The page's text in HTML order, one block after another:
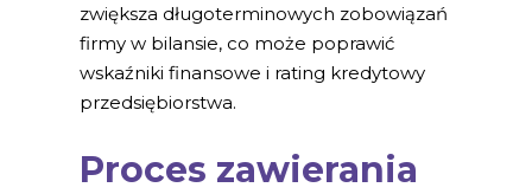
zwiększa długoterminowych zobowiązań
firmy w bilansie, co może poprawić
wskaźniki finansowe i rating kredytowy
przedsiębiorstwa.
Proces zawierania